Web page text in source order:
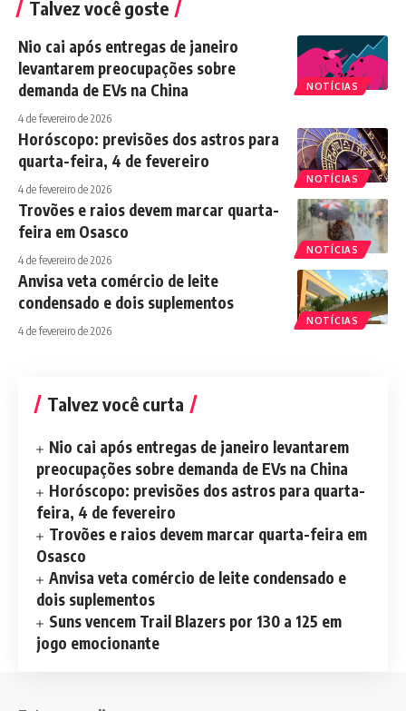
Talvez você goste
NOTÍCIAS
Nio cai após entregas de janeiro
levantarem preocupações sobre
demanda de EVs na China
4 de fevereiro de 2026
NOTÍCIAS
Horóscopo: previsões dos astros para
quarta-feira, 4 de fevereiro
4 de fevereiro de 2026
NOTÍCIAS
Trovões e raios devem marcar quarta-
feira em Osasco
4 de fevereiro de 2026
NOTÍCIAS
Anvisa veta comércio de leite
condensado e dois suplementos
4 de fevereiro de 2026
Talvez você curta
Nio cai após entregas de janeiro levantarem
preocupações sobre demanda de EVs na China
Horóscopo: previsões dos astros para quarta-
feira, 4 de fevereiro
Trovões e raios devem marcar quarta-feira em
Osasco
Anvisa veta comércio de leite condensado e
dois suplementos
Suns vencem Trail Blazers por 130 a 125 em
jogo emocionante